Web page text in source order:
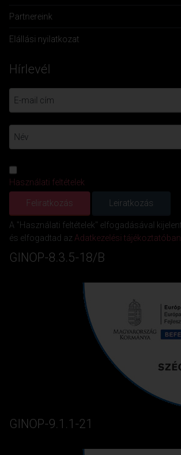
Partnereink
Elállási nyilatkozat
Hírlevél
Használati feltételek
A "Használati feltételek" elfogadásával
és elfogadtad az Adatkezelési tájékoztatóban
GINOP-8.3.5-18/B
GINOP-9.1.1-21